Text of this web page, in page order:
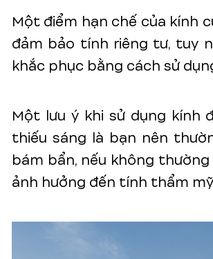
Một điểm hạn chế của kính
đảm bảo tính riêng tư, tuy
khắc phục bằng cách sử
Một lưu ý khi sử dụng kính
thiếu sáng là bạn nên
bám bẩn, nếu không
ảnh hưởng đến tính thẩm